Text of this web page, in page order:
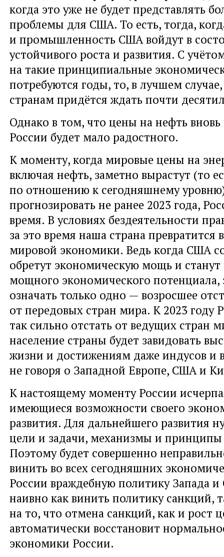
когда это уже не будет представлять
проблемы для США. То есть, тогда,
и промышленность США войдут в
устойчивого роста и развития. С
на такие принципиальные
потребуются годы, то, в лучшем
странам придётся ждать почти
Однако в том, что цены на нефть вновь
России будет мало радостного.
К моменту, когда мировые цены на
включая нефть, заметно вырастут (то
по отношению к сегодняшнему
прогнозировать не ранее 2023 года,
время. В условиях бездеятельности
за это время наша страна превратится
мировой экономики. Ведь когда США
обретут экономическую мощь и
мощного экономического потенциала,
означать только одно — возросшее
от передовых стран мира. К 2023 году
так сильно отстать от ведущих стран
население страны будет завидовать
жизни и достижениям даже индусов и
не говоря о Западной Европе, США и
К настоящему моменту России
имеющиеся возможности своего
развития. Для дальнейшего развития
цели и задачи, механизмы и принципы
Поэтому будет совершенно
винить во всех сегодняшних
России враждебную политику Запада
наивно как винить политику санкций,
на то, что отмена санкций, как и рост
автоматически восстановит
экономики России.